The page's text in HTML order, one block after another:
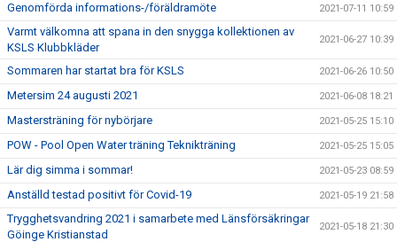
Genomförda informations-/föräldramöte 2021-07-11 10:59
Varmt välkomna att spana in den snygga kollektionen av
KSLS Klubbkläder
2021-06-27 10:39
Sommaren har startat bra för KSLS 2021-06-26 10:50
Metersim 24 augusti 2021 2021-06-08 18:21
Mastersträning för nybörjare 2021-05-25 15:10
POW - Pool Open Water träning Teknikträning 2021-05-25 15:05
Lär dig simma i sommar! 2021-05-23 08:59
Anställd testad positivt för Covid-19 2021-05-19 21:58
Trygghetsvandring 2021 i samarbete med Länsförsäkringar
Göinge Kristianstad
2021-05-18 21:30